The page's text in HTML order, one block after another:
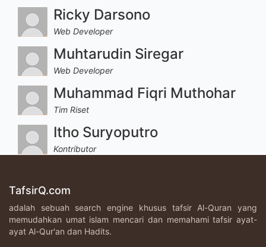
Ricky Darsono
Web Developer
Muhtarudin Siregar
Web Developer
Muhammad Fiqri Muthohar
Tim Riset
Itho Suryoputro
Kontributor
TafsirQ.com
adalah sebuah search engine khusus tafsir Al-Quran yang
memudahkan umat islam mencari dan memahami tafsir ayat-
ayat Al-Qur'an dan Hadits.